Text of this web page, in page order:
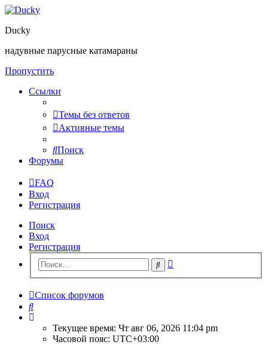
Ducky
надувные парусные катамараны
Пропустить
Ссылки
Темы без ответов
Активные темы
Поиск
Форумы
FAQ
Вход
Регистрация
Поиск
Вход
Регистрация
Поиск
Список форумов
Поиск
Текущее время: Чт авг 06, 2026 11:04 pm
Часовой пояс: UTC+03:00